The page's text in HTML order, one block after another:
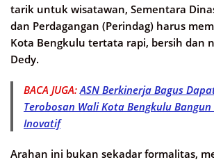
tarik untuk wisatawan, Sementara
dan Perdagangan (Perindag) harus
Kota Bengkulu tertata rapi, bersih dan
Dedy.
BACA JUGA:ASN Berkinerja Bagus
Terobosan Wali Kota Bengkulu
Inovatif
Arahan ini bukan sekadar formalitas,